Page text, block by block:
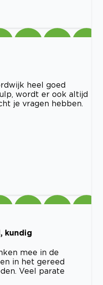
heel goed
wordt er ook altijd
je vragen hebben.
kundig
mee in de
in het gereed
Veel parate